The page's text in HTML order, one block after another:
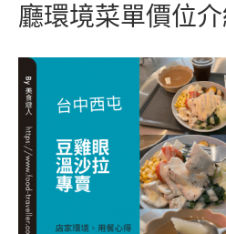
廳環境菜單價位